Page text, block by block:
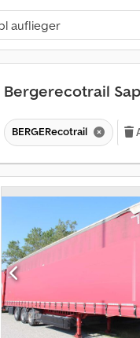
Bergerecotrail
BERGERecotrail